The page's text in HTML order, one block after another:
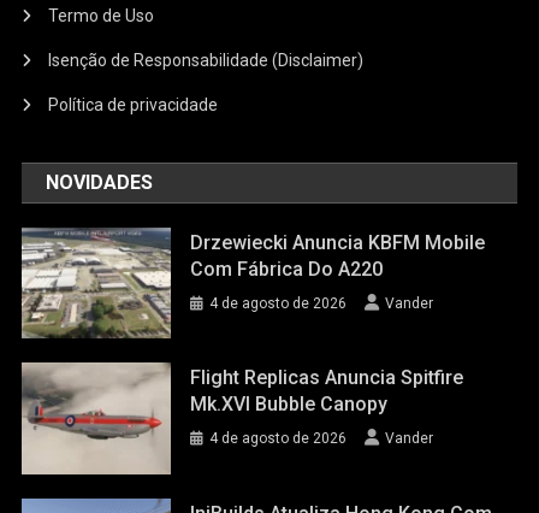
Termo de Uso
Isenção de Responsabilidade (Disclaimer)
Política de privacidade
NOVIDADES
Drzewiecki Anuncia KBFM Mobile
Com Fábrica Do A220
4 de agosto de 2026 Vander
Flight Replicas Anuncia Spitfire
Mk.XVI Bubble Canopy
4 de agosto de 2026 Vander